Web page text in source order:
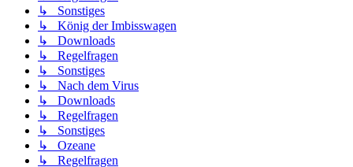
↳ Sonstiges
↳ König der Imbisswagen
↳ Downloads
↳ Regelfragen
↳ Sonstiges
↳ Nach dem Virus
↳ Downloads
↳ Regelfragen
↳ Sonstiges
↳ Ozeane
↳ Regelfragen